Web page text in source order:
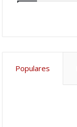
Populares